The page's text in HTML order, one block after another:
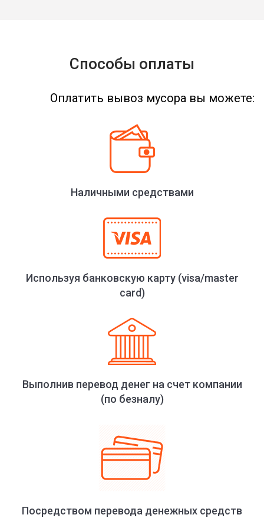
Способы оплаты
Оплатить вывоз мусора вы можете:
Наличными средствами
Используя банковскую карту (visa/master
card)
Выполнив перевод денег на счет компании
(по безналу)
Посредством перевода денежных средств